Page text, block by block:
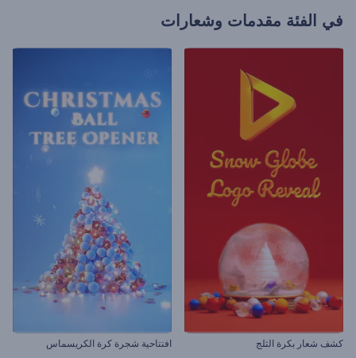
في الفئة مقدمات وشعارات
كشف شعار بكرة الثلج افتتاحية شجرة كرة الكريسماس